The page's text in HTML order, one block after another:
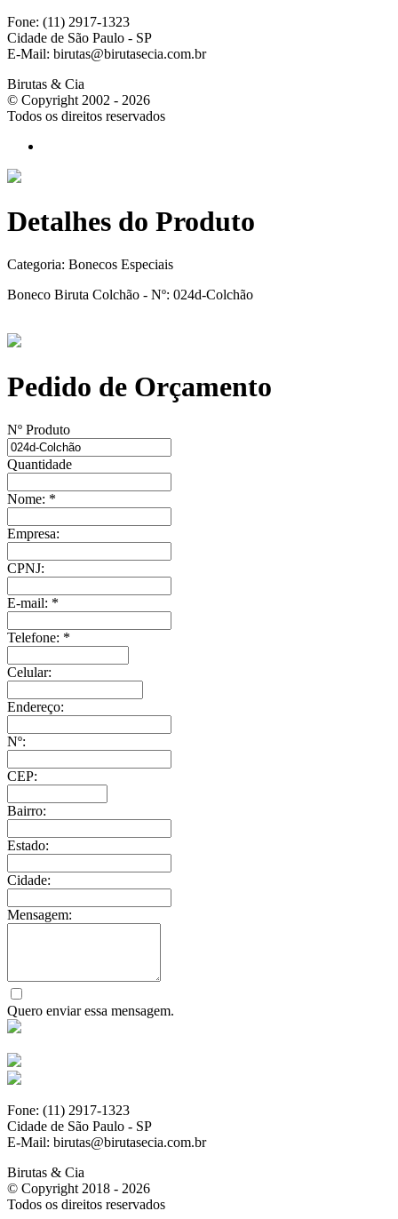
Fone: (11) 2917-1323
Cidade de São Paulo - SP
E-Mail: birutas@birutasecia.com.br
Birutas & Cia
© Copyright 2002 - 2026
Todos os direitos reservados
Detalhes do Produto
Categoria: Bonecos Especiais
Boneco Biruta Colchão - Nº: 024d-Colchão
Pedido de Orçamento
Nº Produto
Quantidade
Nome: *
Empresa:
CPNJ:
E-mail: *
Telefone: *
Celular:
Endereço:
Nº:
CEP:
Bairro:
Estado:
Cidade:
Mensagem:
Quero enviar essa mensagem.
Fone: (11) 2917-1323
Cidade de São Paulo - SP
E-Mail: birutas@birutasecia.com.br
Birutas & Cia
© Copyright 2018 - 2026
Todos os direitos reservados